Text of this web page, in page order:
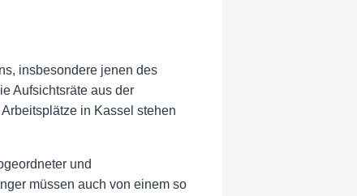
insbesondere jenen des
Aufsichtsräte aus der
in Kassel stehen
und
müssen auch von einem so